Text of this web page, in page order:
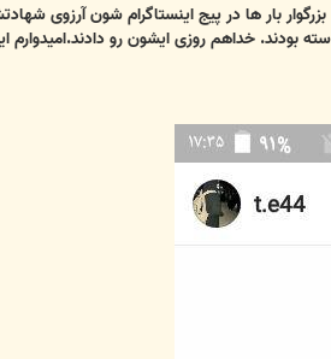
بار ها در پیج اینستاگرام شون آرزوی
بودند. خداهم روزی ایشون رو